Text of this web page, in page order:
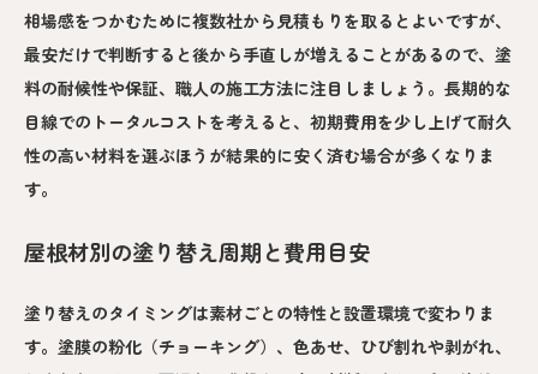
相場感をつかむために複数社から見積もりを取るとよいですが、
最安だけで判断すると後から手直しが増えることがあるので、塗
料の耐候性や保証、職人の施工方法に注目しましょう。長期的な
目線でのトータルコストを考えると、初期費用を少し上げて耐久
性の高い材料を選ぶほうが結果的に安く済む場合が多くなりま
す。
屋根材別の塗り替え周期と費用目安
塗り替えのタイミングは素材ごとの特性と設置環境で変わりま
す。塗膜の粉化（チョーキング）、色あせ、ひび割れや剥がれ、